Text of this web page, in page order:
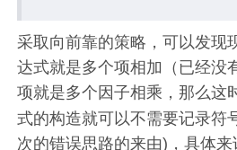
采取向前靠的策略，可以发现
达式就是多个项相加（已经没
项就是多个因子相乘，那么这
式的构造就可以不需要记录符
次的错误思路的来由)，具体来